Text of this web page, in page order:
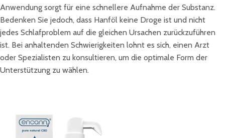
Anwendung sorgt für eine schnellere Aufnahme der Substanz.
Bedenken Sie jedoch, dass Hanföl keine Droge ist und nicht
jedes Schlafproblem auf die gleichen Ursachen zurückzuführen
ist. Bei anhaltenden Schwierigkeiten lohnt es sich, einen Arzt
oder Spezialisten zu konsultieren, um die optimale Form der
Unterstützung zu wählen.